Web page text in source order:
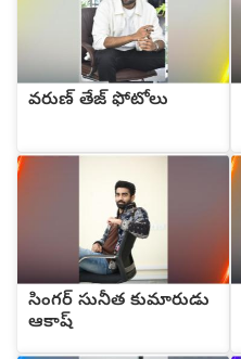
వరుణ్ తేజ్ ఫోటోలు
సింగర్ సునీత కుమారుడు
ఆకాష్